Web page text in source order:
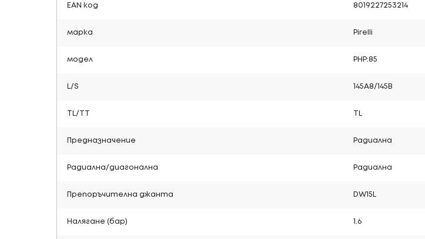
EAN код 8019227253214
марка Pirelli
модел PHP:85
L/S 145A8/145B
TL/TT
Предназначение Радиална
Радиална/диагонална Радиална
Препоръчителна джанта DW15L
Налягане (бар) 1.6